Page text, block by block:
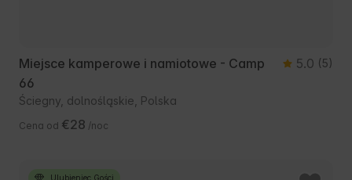
Miejsce kamperowe i namiotowe - Camp
66
5.0 (5)
Ściegny, dolnośląskie, Polska
Cena od €28 /noc
Ulubieniec Gości